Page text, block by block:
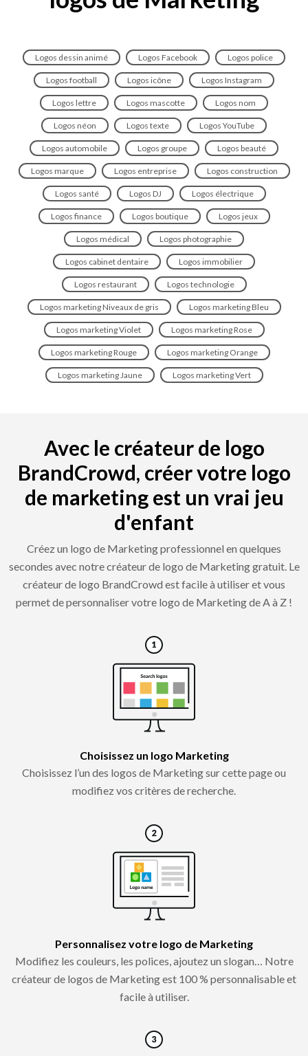
Logos dessin animé Logos Facebook Logos police
Logos football Logos icône Logos Instagram
Logos lettre Logos mascotte Logos nom
Logos néon Logos texte Logos YouTube
Logos automobile Logos groupe Logos beauté
Logos marque Logos entreprise Logos construction
Logos santé Logos DJ Logos électrique
Logos finance Logos boutique Logos jeux
Logos médical Logos photographie
Logos cabinet dentaire Logos immobilier
Logos restaurant Logos technologie
Logos marketing Niveaux de gris Logos marketing Bleu
Logos marketing Violet Logos marketing Rose
Logos marketing Rouge Logos marketing Orange
Logos marketing Jaune Logos marketing Vert
Avec le créateur de logo
BrandCrowd, créer votre logo
de marketing est un vrai jeu
d'enfant
Créez un logo de Marketing professionnel en quelques
secondes avec notre créateur de logo de Marketing gratuit. Le
créateur de logo BrandCrowd est facile à utiliser et vous
permet de personnaliser votre logo de Marketing de A à Z !
Choisissez un logo Marketing
Choisissez l’un des logos de Marketing sur cette page ou
modifiez vos critères de recherche.
Personnalisez votre logo de Marketing
Modifiez les couleurs, les polices, ajoutez un slogan… Notre
créateur de logos de Marketing est 100 % personnalisable et
facile à utiliser.